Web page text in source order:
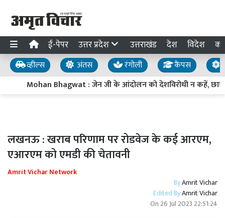
ई-पेपर उत्तर प्रदेश उत्तराखंड देश विदेश
व्हील्स अंतस रंगोली कैंपस
Mohan Bhagwat : जेन जी के आंदोलन को देशविरोधी न कहें, छात्रों
लखनऊ : खराब परिणाम पर रोडवेज के कई आरएम,
एआरएम को एमडी की चेतावनी
Amrit Vichar Network
ByAmrit Vichar
Edited ByAmrit Vichar
On 26 Jul 2023 22:51:24